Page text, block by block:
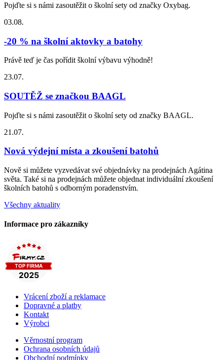
Pojďte si s námi zasoutěžit o školní sety od značky Oxybag.
03.08.
-20 % na školní aktovky a batohy
Právě teď je čas pořídit školní výbavu výhodně!
23.07.
SOUTĚŽ se značkou BAAGL
Pojďte si s námi zasoutěžit o školní sety od značky BAAGL.
21.07.
Nová výdejní místa a zkoušení batohů
Nově si můžete vyzvedávat své objednávky na prodejnách Agátina
světa. Také si na prodejnách můžete objednat individuální zkoušení
školních batohů s odborným poradenstvím.
Všechny aktuality
Informace pro zákazníky
Vrácení zboží a reklamace
Dopravné a platby
Kontakt
Výrobci
Věrnostní program
Ochrana osobních údajů
Obchodní podmínky